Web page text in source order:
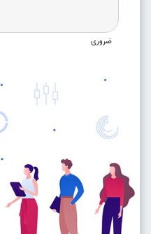
ضروری